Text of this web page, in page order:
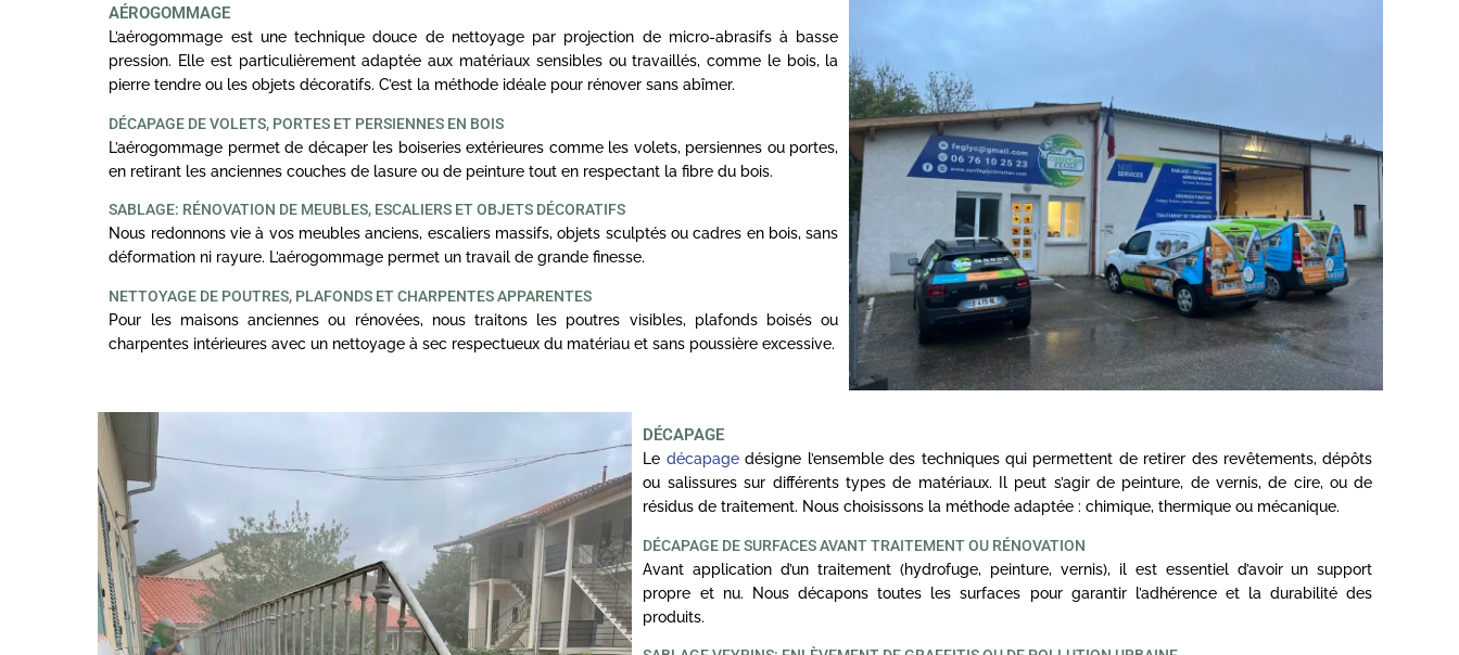
AÉROGOMMAGE
L’aérogommage est une technique douce de nettoyage par projection de micro-abrasifs à basse
pression. Elle est particulièrement adaptée aux matériaux sensibles ou travaillés, comme le bois, la
pierre tendre ou les objets décoratifs. C’est la méthode idéale pour rénover sans abîmer.
DÉCAPAGE DE VOLETS, PORTES ET PERSIENNES EN BOIS
L’aérogommage permet de décaper les boiseries extérieures comme les volets, persiennes ou portes,
en retirant les anciennes couches de lasure ou de peinture tout en respectant la fibre du bois.
SABLAGE: RÉNOVATION DE MEUBLES, ESCALIERS ET OBJETS DÉCORATIFS
Nous redonnons vie à vos meubles anciens, escaliers massifs, objets sculptés ou cadres en bois, sans
déformation ni rayure. L’aérogommage permet un travail de grande finesse.
NETTOYAGE DE POUTRES, PLAFONDS ET CHARPENTES APPARENTES
Pour les maisons anciennes ou rénovées, nous traitons les poutres visibles, plafonds boisés ou
charpentes intérieures avec un nettoyage à sec respectueux du matériau et sans poussière excessive.
DÉCAPAGE
Le décapagedésigne l’ensemble des techniques qui permettent de retirer des revêtements, dépôts
ou salissures sur différents types de matériaux. Il peut s’agir de peinture, de vernis, de cire, ou de
résidus de traitement. Nous choisissons la méthode adaptée : chimique, thermique ou mécanique.
DÉCAPAGE DE SURFACES AVANT TRAITEMENT OU RÉNOVATION
Avant application d’un traitement (hydrofuge, peinture, vernis), il est essentiel d’avoir un support
propre et nu. Nous décapons toutes les surfaces pour garantir l’adhérence et la durabilité des
produits.